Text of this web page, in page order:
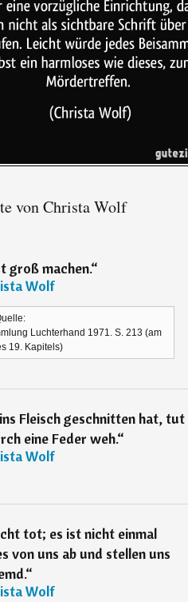
von Christa Wolf
groß machen.“
Wolf
Luchterhand 1971. S. 213 (am
19. Kapitels)
Fleisch geschnitten hat, tut
eine Feder weh.“
Wolf
tot; es ist nicht einmal
von uns ab und stellen uns
“
Wolf